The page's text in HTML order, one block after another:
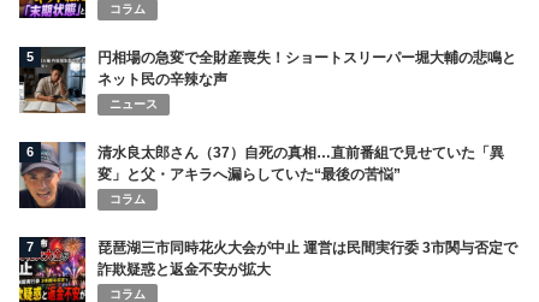
コラム
5
円相場の急変で全財産喪失！ショートスリーパー堀大輔の悲鳴と
ネット民の辛辣な声
ニュース
6
清水良太郎さん（37）自死の真相…直前番組で見せていた「異
変」と父・アキラへ漏らしていた“最後の苦悩”
コラム
7
琵琶湖三市同時花火大会が中止 運営は民間実行委 3市関与否定で
詐欺疑惑と返金不安が拡大
コラム